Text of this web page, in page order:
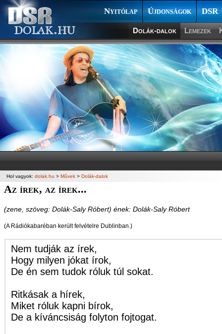
Nyitólap Újdonságok DSR
Dolák-dalok Lemezek
Hol vagyok: dolak.hu > Művek > Dolák-dalok
Az írek, az írek...
(zene, szöveg: Dolák-Saly Róbert) ének: Dolák-Saly Róbert
(A Rádiókabaréban került felvételre Dublinban.)
Nem tudják az írek,
Hogy milyen jókat írok,
De én sem tudok róluk túl sokat.
Ritkásak a hírek,
Miket róluk kapni bírok,
De a kíváncsiság folyton fojtogat.